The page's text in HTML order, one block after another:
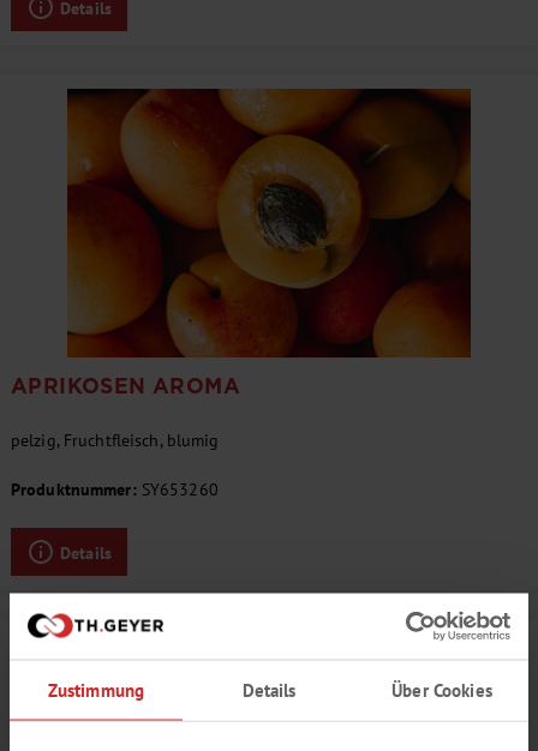
Zustimmung Details Über Cookies
Details
APRIKOSEN AROMA
pelzig, Fruchtfleisch, blumig
Produktnummer: SY653260
Details